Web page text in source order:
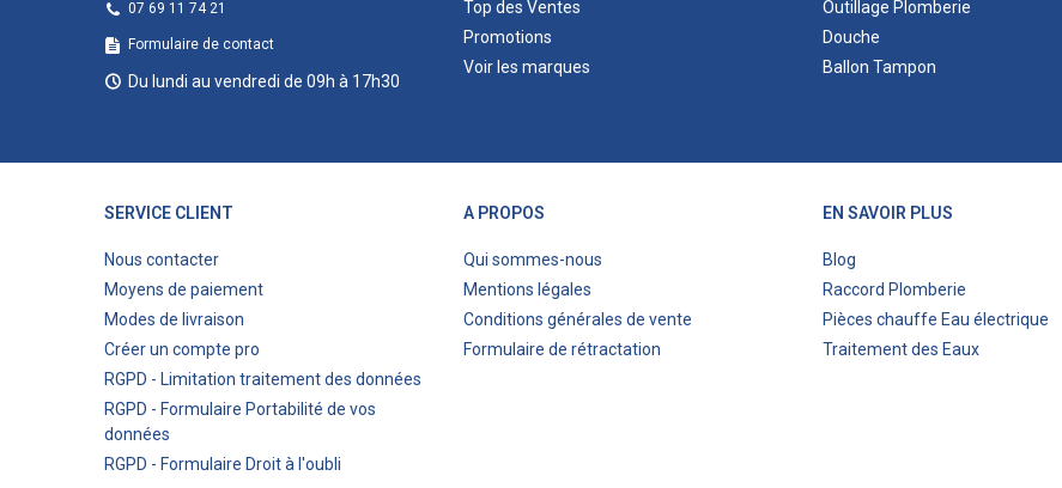
07 69 11 74 21
Formulaire de contact
Du lundi au vendredi de 09h à 17h30
Top des Ventes
Promotions
Voir les marques
Outillage Plomberie
Douche
Ballon Tampon
SERVICE CLIENT
Nous contacter
Moyens de paiement
Modes de livraison
Créer un compte pro
RGPD - Limitation traitement des données
RGPD - Formulaire Portabilité de vos
données
RGPD - Formulaire Droit à l'oubli
A PROPOS
Qui sommes-nous
Mentions légales
Conditions générales de vente
Formulaire de rétractation
EN SAVOIR PLUS
Blog
Raccord Plomberie
Pièces chauffe Eau électrique
Traitement des Eaux